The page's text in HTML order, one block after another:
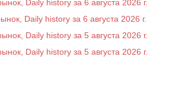
Daily history за 6 августа 2026 г.
Daily history за 6 августа 2026 г.
Daily history за 5 августа 2026 г.
Daily history за 5 августа 2026 г.